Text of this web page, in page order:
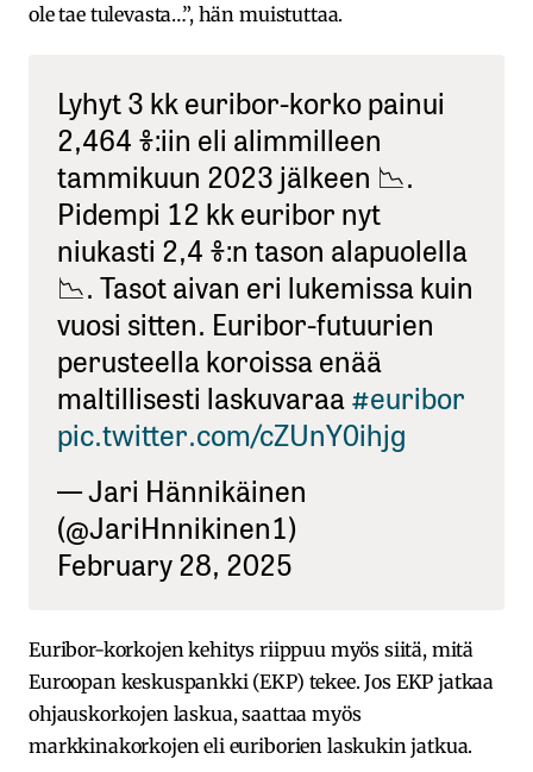
ole tae tulevasta…”, hän muistuttaa.
Lyhyt 3 kk euribor-korko painui
2,464 %:iin eli alimmilleen
tammikuun 2023 jälkeen 📉.
Pidempi 12 kk euribor nyt
niukasti 2,4 %:n tason alapuolella
📉. Tasot aivan eri lukemissa kuin
vuosi sitten. Euribor-futuurien
perusteella koroissa enää
maltillisesti laskuvaraa#euribor
pic.twitter.com/cZUnY0ihjg
— Jari Hännikäinen
(@JariHnnikinen1)
February 28, 2025
Euribor-korkojen kehitys riippuu myös siitä, mitä
Euroopan keskuspankki (EKP) tekee. Jos EKP jatkaa
ohjauskorkojen laskua, saattaa myös
markkinakorkojen eli euriborien laskukin jatkua.